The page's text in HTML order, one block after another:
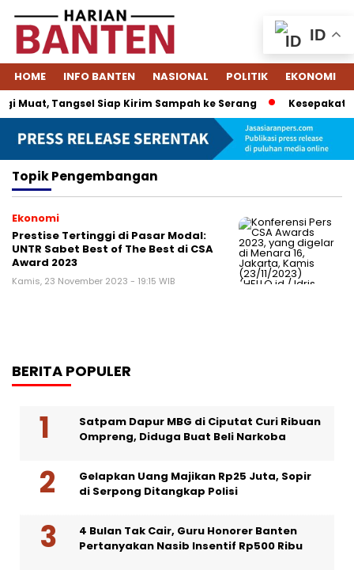
HOME INFO BANTEN NASIONAL POLITIK EKONOMI
Muat, Tangsel Siap Kirim Sampah ke Serang
TopikPengembangan
Ekonomi
Prestise Tertinggi di Pasar Modal:
UNTR Sabet Best of The Best di CSA
Award 2023
Kamis, 23 November 2023 - 19:15 WIB
BERITA POPULER
Satpam Dapur MBG di Ciputat Curi Ribuan
Ompreng, Diduga Buat Beli Narkoba
Gelapkan Uang Majikan Rp25 Juta, Sopir
di Serpong Ditangkap Polisi
4 Bulan Tak Cair, Guru Honorer Banten
Pertanyakan Nasib Insentif Rp500 Ribu
ID